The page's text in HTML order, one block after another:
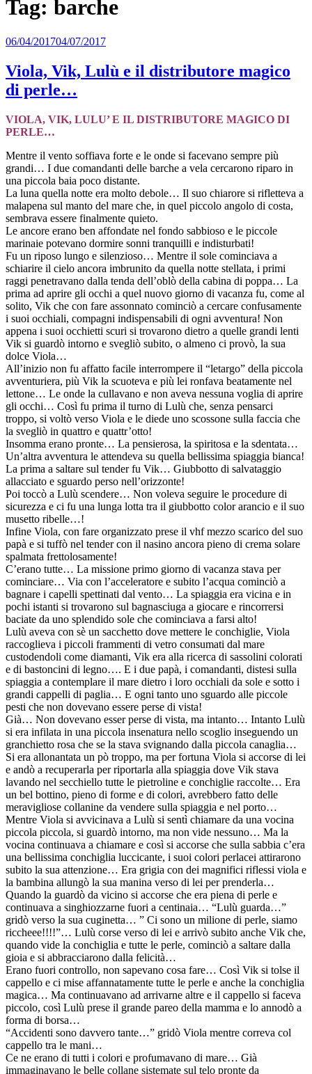
Tag: barche
Pubblicato
06/04/201704/07/2017
Viola, Vik, Lulù e il distributore magico
di perle…
VIOLA, VIK, LULU’ E IL DISTRIBUTORE MAGICO DI
PERLE…
Mentre il vento soffiava forte e le onde si facevano sempre più
grandi… I due comandanti delle barche a vela cercarono riparo in
una piccola baia poco distante.
La luna quella notte era molto debole… Il suo chiarore si rifletteva a
malapena sul manto del mare che, in quel piccolo angolo di costa,
sembrava essere finalmente quieto.
Le ancore erano ben affondate nel fondo sabbioso e le piccole
marinaie potevano dormire sonni tranquilli e indisturbati!
Fu un riposo lungo e silenzioso… Mentre il sole cominciava a
schiarire il cielo ancora imbrunito da quella notte stellata, i primi
raggi penetravano dalla tenda dell’oblò della cabina di poppa… La
prima ad aprire gli occhi a quel nuovo giorno di vacanza fu, come al
solito, Vik che con fare assonnato cominciò a cercare confusamente
i suoi occhiali, compagni indispensabili di ogni avventura! Non
appena i suoi occhietti scuri si trovarono dietro a quelle grandi lenti
Vik si guardò intorno e svegliò subito, o almeno ci provò, la sua
dolce Viola…
All’inizio non fu affatto facile interrompere il “letargo” della piccola
avventuriera, più Vik la scuoteva e più lei ronfava beatamente nel
lettone… Le onde la cullavano e non aveva nessuna voglia di aprire
gli occhi… Così fu prima il turno di Lulù che, senza pensarci
troppo, si voltò verso Viola e le diede uno scossone sulla faccia che
la svegliò in quattro e quattr’otto!
Insomma erano pronte… La pensierosa, la spiritosa e la sdentata…
Un’altra avventura le attendeva su quella bellissima spiaggia bianca!
La prima a saltare sul tender fu Vik… Giubbotto di salvataggio
allacciato e sguardo perso nell’orizzonte!
Poi toccò a Lulù scendere… Non voleva seguire le procedure di
sicurezza e ci fu una lunga lotta tra il giubbotto color arancio e il suo
musetto ribelle…!
Infine Viola, con fare organizzato prese il vhf mezzo scarico del suo
papà e si tuffò nel tender con il nasino ancora pieno di crema solare
spalmata frettolosamente!
C’erano tutte… La missione primo giorno di vacanza stava per
cominciare… Via con l’acceleratore e subito l’acqua cominciò a
bagnare i capelli spettinati dal vento… La spiaggia era vicina e in
pochi istanti si trovarono sul bagnasciuga a giocare e rincorrersi
baciate da uno splendido sole che cominciava a farsi alto!
Lulù aveva con sè un sacchetto dove mettere le conchiglie, Viola
raccoglieva i piccoli frammenti di vetro consumati dal mare
custodendoli come diamanti, Vik era alla ricerca di sassolini colorati
e di bastoncini di legno…. E i due papà, i comandanti, distesi sulla
spiaggia a contemplare il mare dietro i loro occhiali da sole e sotto i
grandi cappelli di paglia… E ogni tanto uno sguardo alle piccole
pesti che non dovevano essere perse di vista!
Già… Non dovevano esser perse di vista, ma intanto… Intanto Lulù
si era infilata in una piccola insenatura nello scoglio inseguendo un
granchietto rosa che se la stava svignando dalla piccola canaglia…
Si era allonantata un pò troppo, ma per fortuna Viola si accorse di lei
e andò a recuperarla per riportarla alla spiaggia dove Vik stava
lavando nel secchiello tutte le pietroline e conchiglie raccolte… Era
un bel bottino, pieno di forme e di colori, avrebbero fatto delle
meravigliose collanine da vendere sulla spiaggia e nel porto…
Mentre Viola si avvicinava a Lulù si sentì chiamare da una vocina
piccola piccola, si guardò intorno, ma non vide nessuno… Ma la
vocina continuava a chiamare e così si accorse che sulla sabbia c’era
una bellissima conchiglia luccicante, i suoi colori perlacei attirarono
subito la sua attenzione… Era grigia con dei magnifici riflessi viola e
la bambina allungò la sua manina verso di lei per prenderla…
Quando la guardò da vicino si accorse che era piena di perle e
continuava a singhiozzarne fuori a centinaia… “Lulù guarda…”
gridò verso la sua cuginetta… ” Ci sono un milione di perle, siamo
riccheee!!!!”… Lulù corse verso di lei e arrivò subito anche Vik che,
quando vide la conchiglia e tutte le perle, cominciò a saltare dalla
gioia e si abbracciarono dalla felicità…
Erano fuori controllo, non sapevano cosa fare… Così Vik si tolse il
cappello e ci mise affannatamente tutte le perle e anche la conchiglia
magica… Ma continuavano ad arrivarne altre e il cappello si faceva
piccolo, così Lulù prese il grande pareo della mamma e lo annodò a
forma di borsa…
“Accidenti sono davvero tante…” gridò Viola mentre correva col
cappello tra le mani…
Ce ne erano di tutti i colori e profumavano di mare… Già
immaginavano le belle collane sistemate sul telo pronte da